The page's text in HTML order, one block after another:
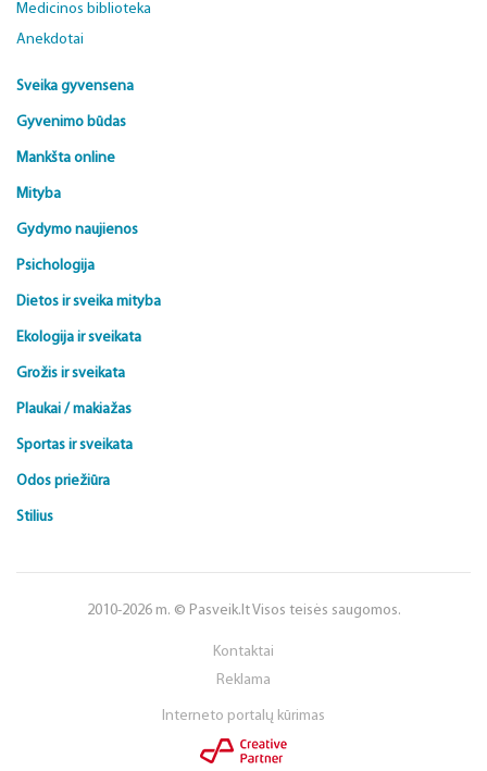
Medicinos biblioteka
Anekdotai
Sveika gyvensena
Gyvenimo būdas
Mankšta online
Mityba
Gydymo naujienos
Psichologija
Dietos ir sveika mityba
Ekologija ir sveikata
Grožis ir sveikata
Plaukai / makiažas
Sportas ir sveikata
Odos priežiūra
Stilius
2010-2026 m. © Pasveik.lt Visos teisės saugomos.
Kontaktai
Reklama
Interneto portalų kūrimas